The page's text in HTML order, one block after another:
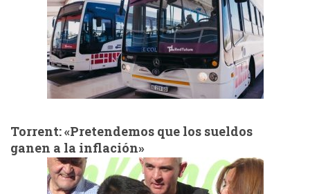
Torrent: «Pretendemos que los sueldos
ganen a la inflación»